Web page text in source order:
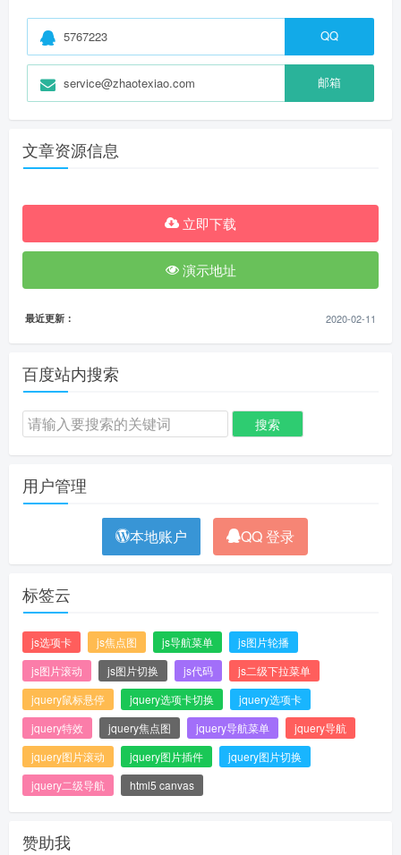
5767223 QQ
service@zhaotexiao.com 邮箱
文章资源信息
立即下载
演示地址
最近更新： 2020-02-11
百度站内搜索
用户管理
本地账户 QQ 登录
标签云
js选项卡 js焦点图 js导航菜单
js图片轮播
js图片滚动
js图片切换 js代码
js二级下拉菜单
jquery鼠标悬停
jquery选项卡切换
jquery选项卡
jquery特效
jquery焦点图 jquery导航菜单
jquery导航
jquery图片滚动
jquery图片插件
jquery图片切换
jquery二级导航
html5 canvas
赞助我